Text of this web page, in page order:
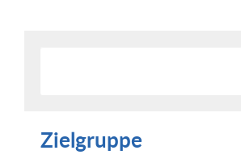
Zielgruppe